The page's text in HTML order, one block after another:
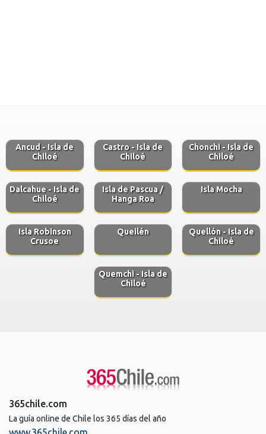
Ancud - Isla de
Chiloé
Castro - Isla de
Chiloé
Chonchi - Isla de
Chiloé
Dalcahue - Isla de
Chiloé
Isla de Pascua /
Hanga Roa
Isla Mocha
Isla Robinson
Crusoe
Queilén
Quellón - Isla de
Chiloé
Quemchi - Isla de
Chiloé
365chile.com
La guía online de Chile los 365 días del año